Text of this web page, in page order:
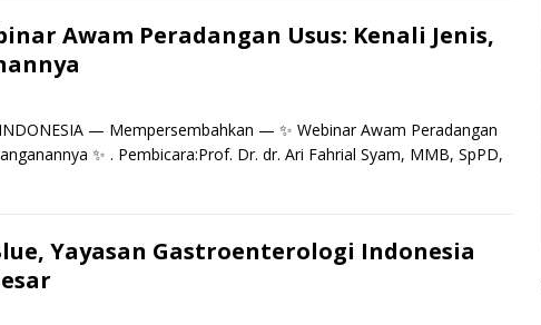
Awam Peradangan Usus: Kenali Jenis,
INDONESIA — Mempersembahkan — ✨ Webinar Awam Peradangan
✨ . Pembicara:Prof. Dr. dr. Ari Fahrial Syam, MMB, SpPD,
Yayasan Gastroenterologi Indonesia